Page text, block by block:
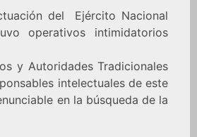
del Ejército Nacional
operativos intimidatorios
y Autoridades Tradicionales
intelectuales de este
en la búsqueda de la